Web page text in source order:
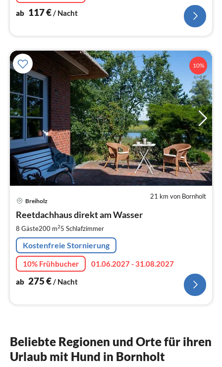
ab 117€ / Nacht
10%
21 km von Bornholt
Breiholz
Reetdachhaus direkt am Wasser
8 Gäste200 m25 Schlafzimmer
Kostenfreie Stornierung
10% Frühbucher
01.06.2027 - 31.08.2027
ab 275€/ Nacht
Beliebte Regionen und Orte für ihren
Urlaub mit Hund in Bornholt